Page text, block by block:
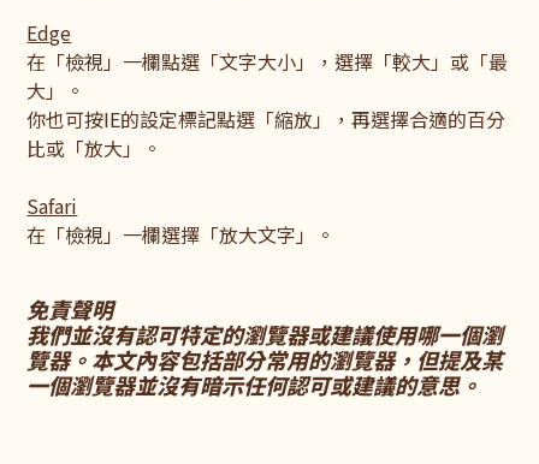
Edge
在「檢視」一欄點選「文字大小」，選擇「較大」或「最
大」。
你也可按IE的設定標記點選「縮放」，再選擇合適的百分
比或「放大」。
Safari
在「檢視」一欄選擇「放大文字」。
免責聲明
我們並沒有認可特定的瀏覽器或建議使用哪一個瀏
覽器。本文內容包括部分常用的瀏覽器，但提及某
一個瀏覽器並沒有暗示任何認可或建議的意思。